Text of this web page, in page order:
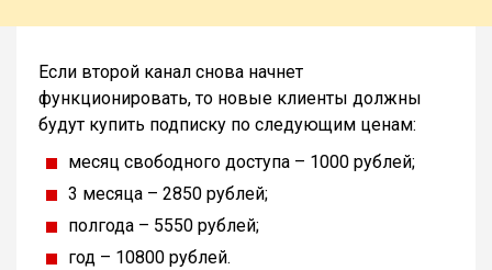
Если второй канал снова начнет
функционировать, то новые клиенты должны
будут купить подписку по следующим ценам:
месяц свободного доступа – 1000 рублей;
3 месяца – 2850 рублей;
полгода – 5550 рублей;
год – 10800 рублей.